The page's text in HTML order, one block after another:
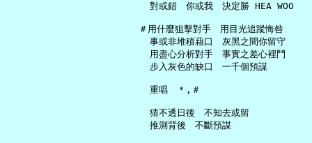
     對或錯　你或我　決定勝 HEA WOO
   ＃用什麼狙擊對手　用目光追蹤悔咎
     事或非堆積藉口　灰黑之間你留守
     用盡心分析對手　事實之差心裡鬥
     步入灰色的缺口　一千個預謀
     重唱　＊,＃
     猜不透日後　不知去或留